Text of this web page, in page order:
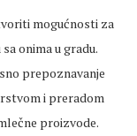
mogućnosti za
onima u gradu.
prepoznavanje
i preradom
proizvode.